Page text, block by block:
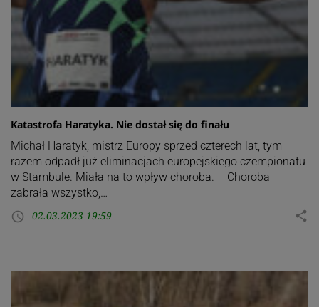
Katastrofa Haratyka. Nie dostał się do finału
Michał Haratyk, mistrz Europy sprzed czterech lat, tym
razem odpadł już eliminacjach europejskiego czempionatu
w Stambule. Miała na to wpływ choroba. – Choroba
zabrała wszystko,…
access_time 02.03.2023 19:59 share